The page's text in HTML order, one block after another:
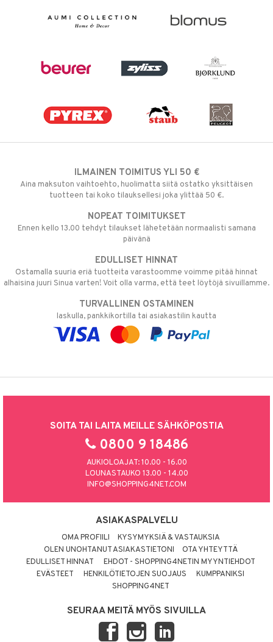
ILMAINEN TOIMITUS YLI 50 €
Aina maksuton vaihtoehto, huolimatta siitä ostatko yksittäisen
tuotteen tai koko tilauksellesi joka ylittää 50 €.
NOPEAT TOIMITUKSET
Ennen kello 13.00 tehdyt tilaukset lähetetään normaalisti samana
päivänä
EDULLISET HINNAT
Ostamalla suuria eriä tuotteita varastoomme voimme pitää hinnat
alhaisina juuri Sinua varten! Voit olla varma, että teet löytöjä sivuillamme.
TURVALLINEN OSTAMINEN
laskulla, pankkikortilla tai asiakastilin kautta
SOITA TAI LAITA MEILLE SÄHKÖPOSTIA
0800 9 18486
AUKIOLOAJAT: 10.00 - 16.00
LOUNASTAUKO 13.00 - 14.00
INFO@SHOPPING4NET.COM
ASIAKASPALVELU
OMA PROFIILI
KYSYMYKSIÄ & VASTAUKSIA
OLEN UNOHTANUT ASIAKASTIETONI
OTA YHTEYTTÄ
EDULLISET HINNAT
EHDOT - SHOPPING4NETIN MYYNTIEHDOT
EVÄSTEET
HENKILÖTIETOJEN SUOJAUS
KUMPPANIKSI
SHOPPING4NET
SEURAA MEITÄ MYÖS SIVUILLA